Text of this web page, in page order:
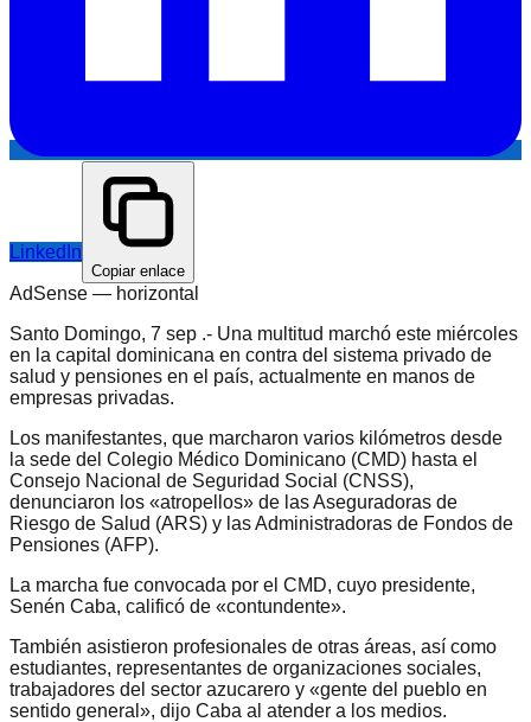
LinkedIn
Copiar enlace
AdSense — horizontal
Santo Domingo, 7 sep .- Una multitud marchó este miércoles
en la capital dominicana en contra del sistema privado de
salud y pensiones en el país, actualmente en manos de
empresas privadas.
Los manifestantes, que marcharon varios kilómetros desde
la sede del Colegio Médico Dominicano (CMD) hasta el
Consejo Nacional de Seguridad Social (CNSS),
denunciaron los «atropellos» de las Aseguradoras de
Riesgo de Salud (ARS) y las Administradoras de Fondos de
Pensiones (AFP).
La marcha fue convocada por el CMD, cuyo presidente,
Senén Caba, calificó de «contundente».
También asistieron profesionales de otras áreas, así como
estudiantes, representantes de organizaciones sociales,
trabajadores del sector azucarero y «gente del pueblo en
sentido general», dijo Caba al atender a los medios.